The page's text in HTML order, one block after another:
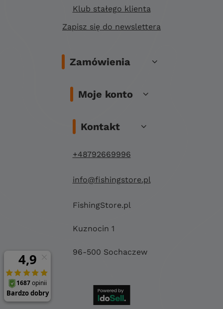
Klub stałego klienta
Zapisz się do newslettera
Zamówienia
Moje konto
Kontakt
+48792669996
info@fishingstore.pl
FishingStore.pl
Kuznocin 1
96-500 Sochaczew